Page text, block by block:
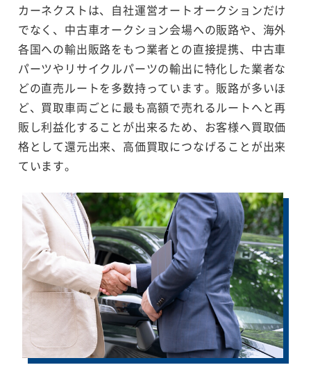
カーネクストは、自社運営オートオークションだけ
でなく、中古車オークション会場への販路や、海外
各国への輸出販路をもつ業者との直接提携、中古車
パーツやリサイクルパーツの輸出に特化した業者な
どの直売ルートを多数持っています。販路が多いほ
ど、買取車両ごとに最も高額で売れるルートへと再
販し利益化することが出来るため、お客様へ買取価
格として還元出来、高価買取につなげることが出来
ています。